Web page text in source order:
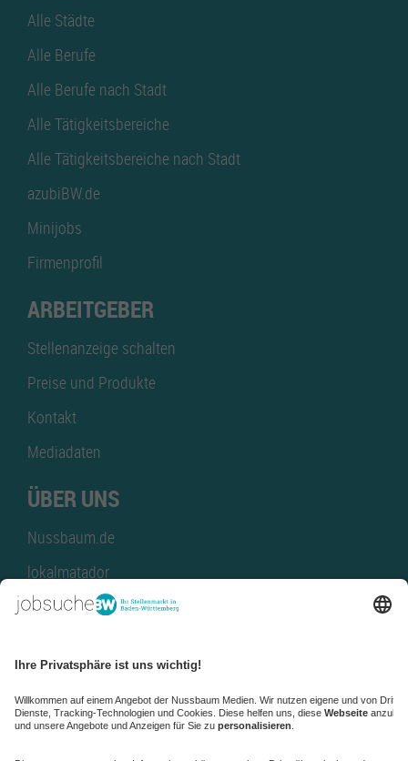
Alle Städte
Alle Berufe
Alle Berufe nach Stadt
Alle Tätigkeitsbereiche
Alle Tätigkeitsbereiche nach Stadt
azubiBW.de
Minijobs
Firmenprofil
ARBEITGEBER
Stellenanzeige schalten
Preise und Produkte
Kontakt
Mediadaten
ÜBER UNS
Nussbaum.de
lokalmatador
kaufinBW
NussbaumID
Nussbaum Medien